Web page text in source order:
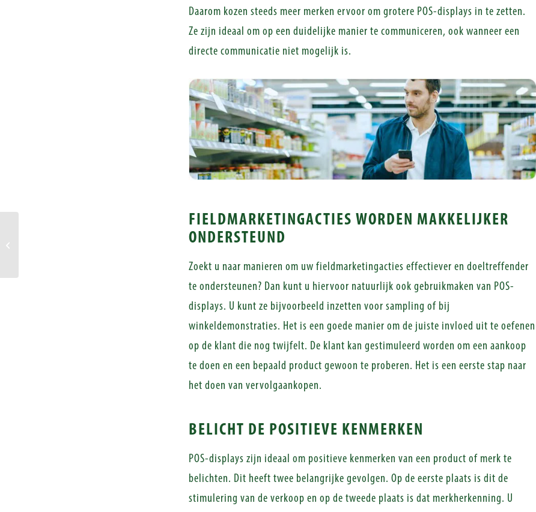
Daarom kozen steeds meer merken ervoor om grotere POS-displays in te zetten.
Ze zijn ideaal om op een duidelijke manier te communiceren, ook wanneer een
directe communicatie niet mogelijk is.
FIELDMARKETINGACTIES WORDEN MAKKELIJKER
ONDERSTEUND
Zoekt u naar manieren om uw fieldmarketingacties effectiever en doeltreffender
te ondersteunen? Dan kunt u hiervoor natuurlijk ook gebruikmaken van POS-
displays. U kunt ze bijvoorbeeld inzetten voor sampling of bij
winkeldemonstraties. Het is een goede manier om de juiste invloed uit te oefenen
op de klant die nog twijfelt. De klant kan gestimuleerd worden om een aankoop
te doen en een bepaald product gewoon te proberen. Het is een eerste stap naar
het doen van vervolgaankopen.
BELICHT DE POSITIEVE KENMERKEN
POS-displays zijn ideaal om positieve kenmerken van een product of merk te
belichten. Dit heeft twee belangrijke gevolgen. Op de eerste plaats is dit de
stimulering van de verkoop en op de tweede plaats is dat merkherkenning. U